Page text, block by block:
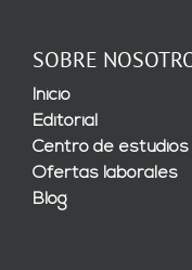
SOBRE
Inicio
Editorial
Centro de estudios
Ofertas laborales
Blog